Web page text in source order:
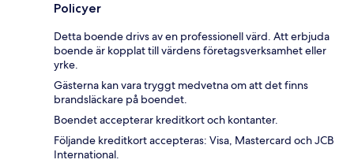
Policyer
Detta boende drivs av en professionell värd. Att erbjuda
boende är kopplat till värdens företagsverksamhet eller
yrke.
Gästerna kan vara tryggt medvetna om att det finns
brandsläckare på boendet.
Boendet accepterar kreditkort och kontanter.
Följande kreditkort accepteras: Visa, Mastercard och JCB
International.